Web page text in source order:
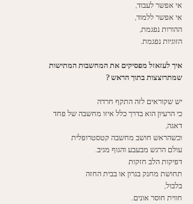
אי אפשר לעבוד,
אי אפשר ללמוד,
ההורות נפגמת,
הזוגיות נפגמת.
איך לעזאזל מפסיקים את המחשבות המתישות
שמתרוצצות בתוך הראש ?
יש שקוראים לזה התקף חרדה
כי הרעיון הוא בדרך כלל איזו מחשבה של פחד
דאגה,
וכשהראש חושב מחשבה קטסטרופלית
עולם הרגש מבעבע והגוף מגיב.
דפיקות הלב חזקות
תחושת מחנק בגרון או בבית החזה
בלבול,
חווית חוסר אונים.